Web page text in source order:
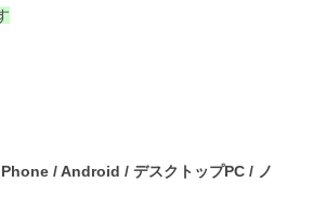
/ Android / デスクトップPC / ノ